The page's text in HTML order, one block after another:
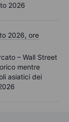
2026
2026, ore
– Wall Street
mentre
asiatici dei